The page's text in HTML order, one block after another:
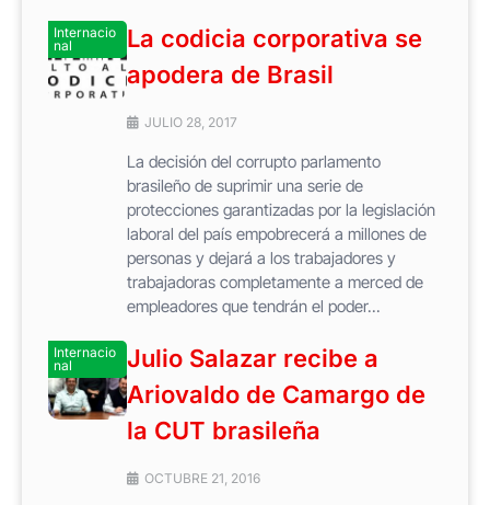
Internacio
nal
La codicia corporativa se
apodera de Brasil
JULIO 28, 2017
La decisión del corrupto parlamento
brasileño de suprimir una serie de
protecciones garantizadas por la legislación
laboral del país empobrecerá a millones de
personas y dejará a los trabajadores y
trabajadoras completamente a merced de
empleadores que tendrán el poder...
Internacio
nal
Julio Salazar recibe a
Ariovaldo de Camargo de
la CUT brasileña
OCTUBRE 21, 2016